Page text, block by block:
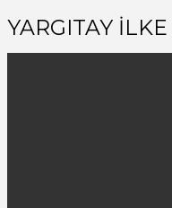
YARGITAY